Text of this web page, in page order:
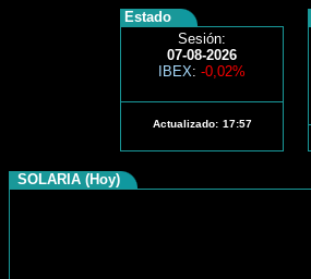
Estado
Sesión:
07-08-2026
IBEX: -0,02%
Actualizado: 17:57
SOLARIA (Hoy)